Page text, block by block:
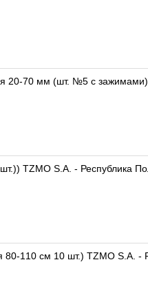
20-70 мм (шт. №5 с
TZMO S.A. - Республика
80-110 см 10 шт.) TZMO S.A. -